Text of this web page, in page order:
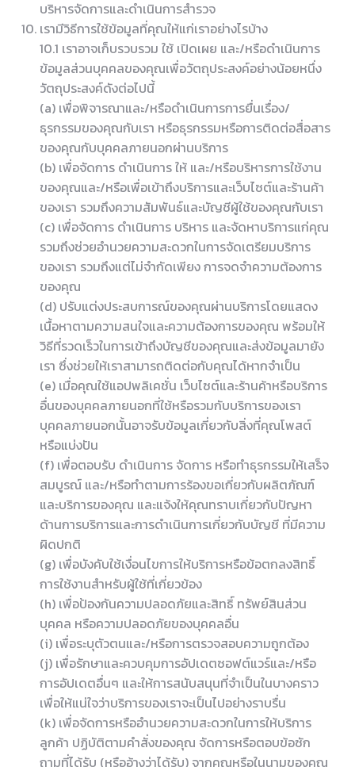
บริหารจัดการและดำเนินการสำรวจ
เรามีวิธีการใช้ข้อมูลที่คุณให้แก่เราอย่างไรบ้าง
10.1 เราอาจเก็บรวบรวม ใช้ เปิดเผย และ/หรือดำเนินการ
ข้อมูลส่วนบุคคลของคุณเพื่อวัตถุประสงค์อย่างน้อยหนึ่ง
วัตถุประสงค์ดังต่อไปนี้
(a) เพื่อพิจารณาและ/หรือดำเนินการการยื่นเรื่อง/
ธุรกรรมของคุณกับเรา หรือธุรกรรมหรือการติดต่อสื่อสาร
ของคุณกับบุคคลภายนอกผ่านบริการ
(b) เพื่อจัดการ ดำเนินการ ให้ และ/หรือบริหารการใช้งาน
ของคุณและ/หรือเพื่อเข้าถึงบริการและเว็บไซต์และร้านค้า
ของเรา รวมถึงความสัมพันธ์และบัญชีผู้ใช้ของคุณกับเรา
(c) เพื่อจัดการ ดำเนินการ บริหาร และจัดหาบริการแก่คุณ
รวมถึงช่วยอำนวยความสะดวกในการจัดเตรียมบริการ
ของเรา รวมถึงแต่ไม่จำกัดเพียง การจดจำความต้องการ
ของคุณ
(d) ปรับแต่งประสบการณ์ของคุณผ่านบริการโดยแสดง
เนื้อหาตามความสนใจและความต้องการของคุณ พร้อมให้
วิธีที่รวดเร็วในการเข้าถึงบัญชีของคุณและส่งข้อมูลมายัง
เรา ซึ่งช่วยให้เราสามารถติดต่อกับคุณได้หากจำเป็น
(e) เมื่อคุณใช้แอปพลิเคชั่น เว็บไซต์และร้านค้าหรือบริการ
อื่นของบุคคลภายนอกที่ใช้หรือรวมกับบริการของเรา
บุคคลภายนอกนั้นอาจรับข้อมูลเกี่ยวกับสิ่งที่คุณโพสต์
หรือแบ่งปัน
(f) เพื่อตอบรับ ดำเนินการ จัดการ หรือทำธุรกรรมให้เสร็จ
สมบูรณ์ และ/หรือทำตามการร้องขอเกี่ยวกับผลิตภัณฑ์
และบริการของคุณ และแจ้งให้คุณทราบเกี่ยวกับปัญหา
ด้านการบริการและการดำเนินการเกี่ยวกับบัญชี ที่มีความ
ผิดปกติ
(g) เพื่อบังคับใช้เงื่อนไขการให้บริการหรือข้อตกลงสิทธิ์
การใช้งานสำหรับผู้ใช้ที่เกี่ยวข้อง
(h) เพื่อป้องกันความปลอดภัยและสิทธิ์ ทรัพย์สินส่วน
บุคคล หรือความปลอดภัยของบุคคลอื่น
(i) เพื่อระบุตัวตนและ/หรือการตรวจสอบความถูกต้อง
(j) เพื่อรักษาและควบคุมการอัปเดตซอฟต์แวร์และ/หรือ
การอัปเดตอื่นๆ และให้การสนับสนุนที่จำเป็นในบางคราว
เพื่อให้แน่ใจว่าบริการของเราจะเป็นไปอย่างราบรื่น
(k) เพื่อจัดการหรืออำนวยความสะดวกในการให้บริการ
ลูกค้า ปฏิบัติตามคำสั่งของคุณ จัดการหรือตอบข้อซัก
ถามที่ได้รับ (หรืออ้างว่าได้รับ) จากคุณหรือในนามของคุณ